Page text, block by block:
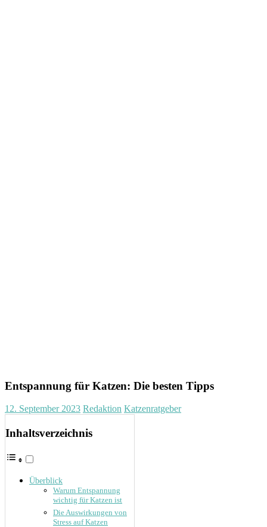
Entspannung für Katzen: Die besten Tipps
12. September 2023 Redaktion Katzenratgeber
Inhaltsverzeichnis
Überblick
Warum Entspannung
wichtig für Katzen ist
Die Auswirkungen von
Stress auf Katzen